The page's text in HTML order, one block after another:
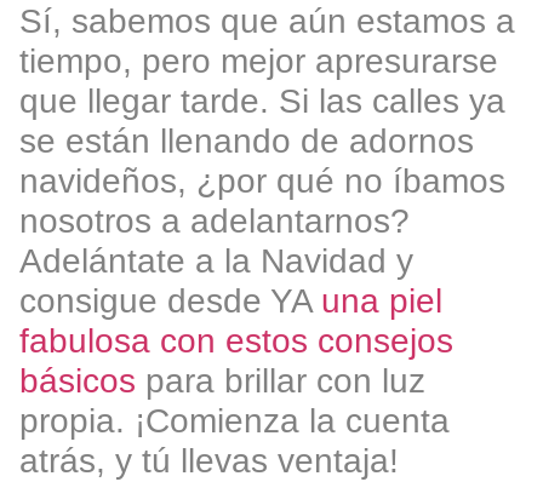
Sí, sabemos que aún estamos a
tiempo, pero mejor apresurarse
que llegar tarde. Si las calles ya
se están llenando de adornos
navideños, ¿por qué no íbamos
nosotros a adelantarnos?
Adelántate a la Navidad y
consigue desde YA una piel
fabulosa con estos consejos
básicos para brillar con luz
propia. ¡Comienza la cuenta
atrás, y tú llevas ventaja!